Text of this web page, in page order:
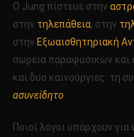
Ο Jung πίστευε στην
στην τηλεπάθεια, στην
στην Εξωαισθητηριακή
σωρεία παραφυσικών
και δυο καινούργιες: τη
ασυνείδητο
Ποιοί λόγοι υπάρχουν